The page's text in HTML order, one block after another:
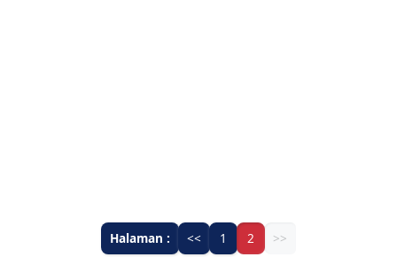
Halaman : << 1 2 >>